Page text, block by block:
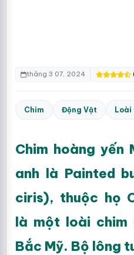
tháng 3 07, 2024
Chim Động Vật Loài
Chim hoàng yến
anh là Painted
ciris), thuộc họ
là một loài chim
Bắc Mỹ. Bộ lông